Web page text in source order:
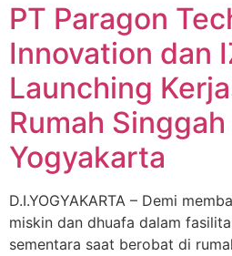
PT Paragon
Innovation dan
Launching
Rumah Singgah
Yogyakarta
D.I.YOGYAKARTA – Demi
miskin dan dhuafa dalam
sementara saat berobat di